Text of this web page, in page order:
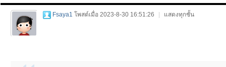
Fsaya1 โพสต์เมื่อ 2023-8-30 16:51:26 แสดงทุกชั้น